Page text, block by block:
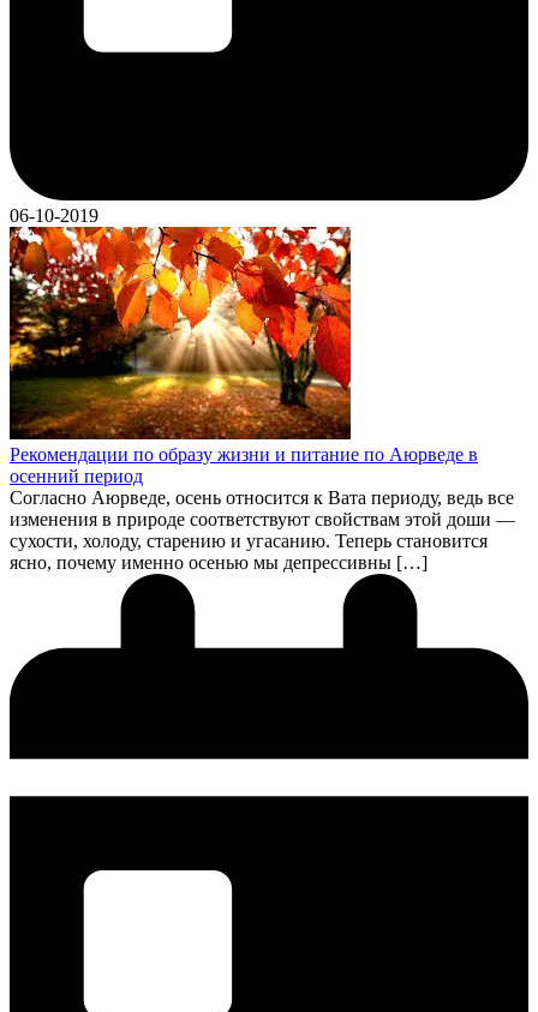
06-10-2019
Рекомендации по образу жизни и питание по Аюрведе в
осенний период
Согласно Аюрведе, осень относится к Вата периоду, ведь все
изменения в природе соответствуют свойствам этой доши —
сухости, холоду, старению и угасанию. Теперь становится
ясно, почему именно осенью мы депрессивны […]